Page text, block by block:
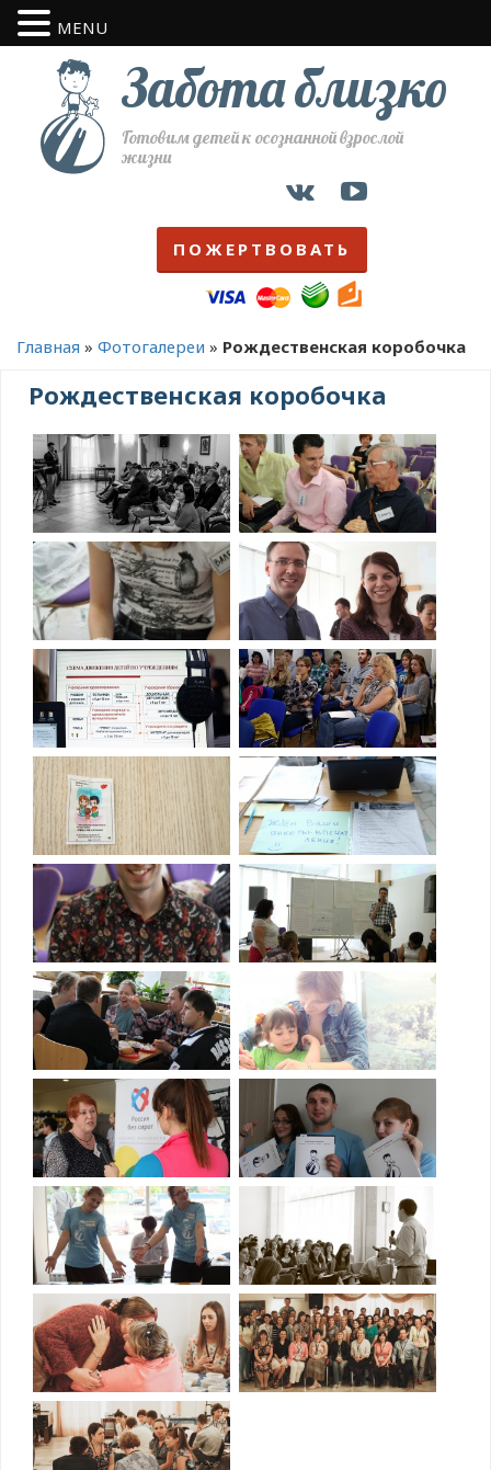
Забота близко
Готовим детей к осознанной взрослой
жизни
ПОЖЕРТВОВАТЬ
Главная » Фотогалереи » Рождественская коробочка
Рождественская коробочка
MENU